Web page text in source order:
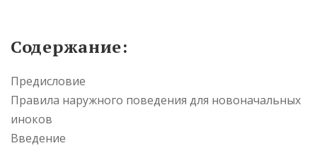
Содержание:
Предисловие
Правила наружного поведения для новоначальных
иноков
Введение